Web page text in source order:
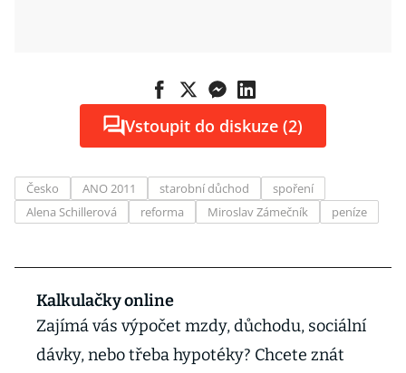
Vstoupit do diskuze (2)
Česko ANO 2011 starobní důchod
spoření
Alena Schillerová
reforma Miroslav Zámečník peníze
Kalkulačky online
Zajímá vás výpočet mzdy, důchodu, sociální
dávky, nebo třeba hypotéky? Chcete znát